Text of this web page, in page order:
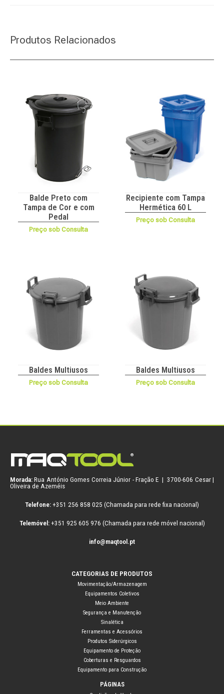
Produtos Relacionados
Balde Preto com
Tampa de Cor e com
Pedal
Preço sob Consulta
Recipiente com Tampa
Hermética 60 L
Preço sob Consulta
Baldes Multiusos
Preço sob Consulta
Baldes Multiusos
Preço sob Consulta
Morada: Rua António Gomes Correia Júnior - Fração E | 3700-606 Cesar |
Oliveira de Azeméis
Telefone: +351 256 858 025 (Chamada para rede fixa nacional)
Telemóvel:+351 925 605 976 (Chamada para rede móvel nacional)
info@maqtool.pt
CATEGORIAS DE PRODUTOS
Movimentação/Armazenagem
Equipamentos Coletivos
Meio Ambiente
Segurança e Manutenção
Sinalética
Ferramentas e Acessórios
Produtos Siderúrgicos
Equipamento de Proteção
Coberturas e Resguardos
Equipamento para Construção
PÁGINAS